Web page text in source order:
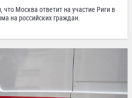
Москва ответит на участие Риги в
на российских граждан.